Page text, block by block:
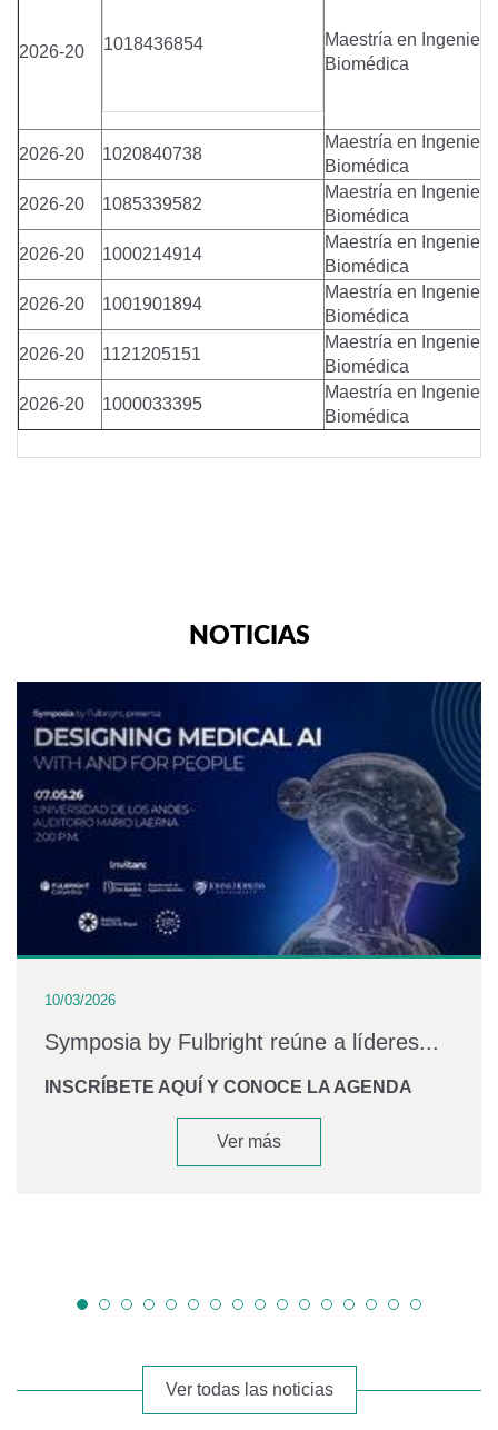
2026-20 1018436854
Maestría en
Biomédica
2026-20 1020840738
Maestría en
Biomédica
2026-20
1085339582
Maestría en
Biomédica
2026-20
1000214914
Maestría en
Biomédica
2026-20
1001901894
Maestría en
Biomédica
2026-20
1121205151
Maestría en
Biomédica
2026-20
1000033395
Maestría en
Biomédica
NOTICIAS
10/03/2026
Symposia by Fulbright reúne a líderes...
INSCRÍBETE AQUÍ Y CONOCE LA AGENDA
Ver más
Ver todas las noticias